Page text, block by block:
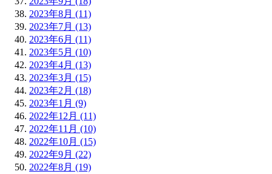
2023年8月 (11)
2023年7月 (13)
2023年6月 (11)
2023年5月 (10)
2023年4月 (13)
2023年3月 (15)
2023年2月 (18)
2023年1月 (9)
2022年12月 (11)
2022年11月 (10)
2022年10月 (15)
2022年9月 (22)
2022年8月 (19)